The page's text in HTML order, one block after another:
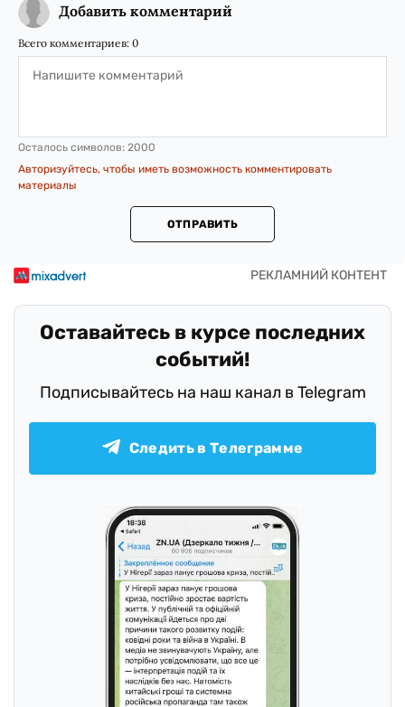
Добавить комментарий
Всего комментариев: 0
Осталось символов: 2000
Авторизуйтесь, чтобы иметь возможность комментировать
материалы
ОТПРАВИТЬ
Оставайтесь в курсе последних
событий!
Подписывайтесь на наш канал в Telegram
Следить в Телеграмме